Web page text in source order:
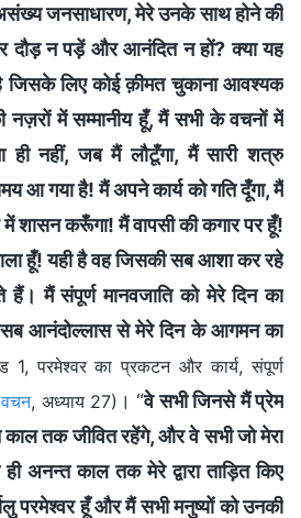
जनसाधारण, मेरे उनके साथ होने की
न पड़ें और आनंदित न हों? क्या यह
जिसके लिए कोई क़ीमत चुकाना आवश्यक
नज़रों में सम्मानीय हूँ, मैं सभी के वचनों में
ही नहीं, जब मैं लौटूँगा, मैं सारी शत्रु
आ गया है! मैं अपने कार्य को गति दूँगा, मैं
शासन करूँगा! मैं वापसी की कगार पर हूँ!
हूँ! यही है वह जिसकी सब आशा कर रहे
मैं संपूर्ण मानवजाति को मेरे दिन का
आनंदोल्लास से मेरे दिन के आगमन का
1, परमेश्वर का प्रकटन और कार्य, संपूर्ण
, अध्याय 27) । “वे सभी जिनसे मैं प्रेम
काल तक जीवित रहेंगे, और वे सभी जो मेरा
अनन्त काल तक मेरे द्वारा ताड़ित किए
परमेश्वर हूँ और मैं सभी मनुष्यों को उनकी